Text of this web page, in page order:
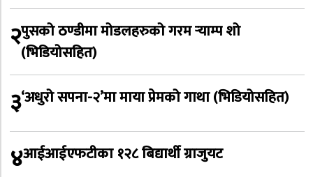
२पुसको ठण्डीमा मोडलहरुको गरम र्‍याम्प शो
(भिडियोसहित)
३‘अधुरो सपना-२’मा माया प्रेमको गाथा (भिडियोसहित)
४आईआईएफटीका १२८ बिद्यार्थी ग्राजुयट